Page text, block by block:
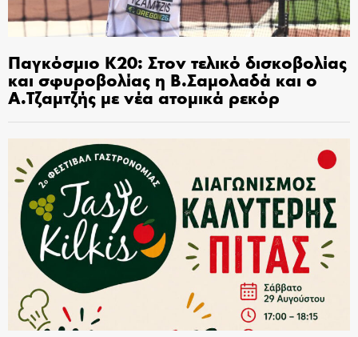
Παγκόσμιο Κ20: Στον τελικό δισκοβολίας
και σφυροβολίας η Β.Σαμολαδά και ο
Α.Τζαμτζής με νέα ατομικά ρεκόρ